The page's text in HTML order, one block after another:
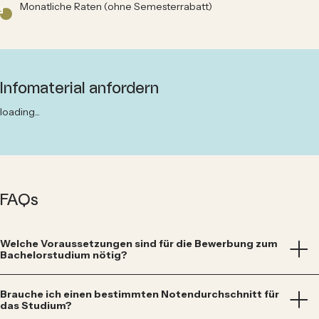
Monatliche Raten (ohne Semesterrabatt)
Infomaterial anfordern
loading...
FAQs
Welche Voraussetzungen sind für die Bewerbung zum
Bachelorstudium nötig?
Abschlussprüfungbestanden haben (z.B. Matura, Abitur oder eine
gleichwertige Hochschulzugangsberechtigung). Du kannst auch
Brauche ich einen bestimmten Notendurchschnitt für
das Studium?